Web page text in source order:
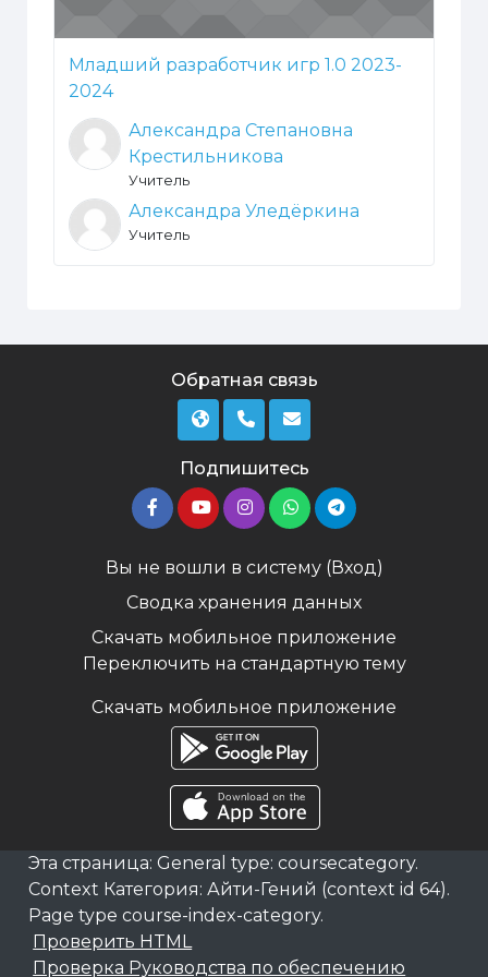
Младший разработчик игр 1.0 2023-
2024
Александра Степановна
Крестильникова
Учитель
Александра Уледёркина
Учитель
Обратная связь
Подпишитесь
Вы не вошли в систему (Вход )
Сводка хранения данных
Скачать мобильное приложение
Переключить на стандартную тему
Скачать мобильное приложение
Эта страница: General type: coursecategory.
Context Категория: Айти-Гений (context id 64).
Page type course-index-category.
Проверить HTML
Проверка Руководства по обеспечению